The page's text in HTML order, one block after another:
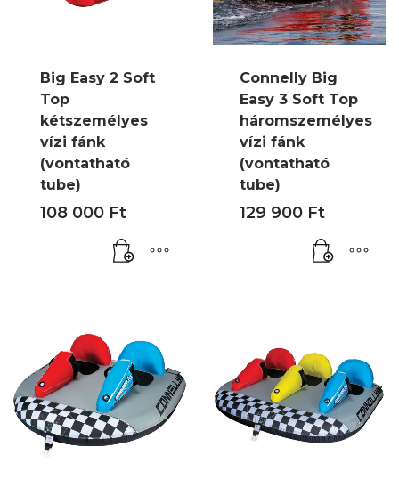
Big Easy 2 Soft
Top
kétszemélyes
vízi fánk
(vontatható
tube)
108 000 Ft
Connelly Big
Easy 3 Soft Top
háromszemélyes
vízi fánk
(vontatható
tube)
129 900 Ft